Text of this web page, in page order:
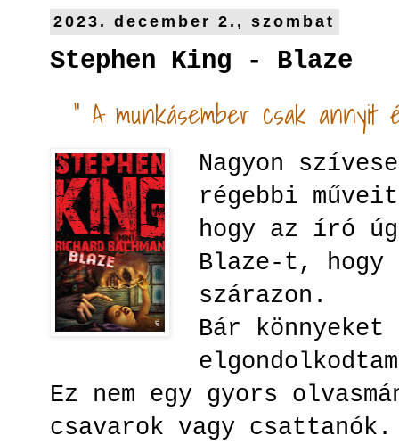
2023. december 2., szombat
Stephen King - Blaze
" A munkásember csak
Nagyon
régebbi
hogy az író
Blaze-t, hogy
szárazon.
Bár
Ez nem egy gyors
csavarok vagy